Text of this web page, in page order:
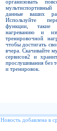
организовать
данные ваших
Используйте
функции, такие
нагреванию и
тренировочной
чтобы достигать
вчера. Скачивайте
сервисов2 и
прослушивания без
и тренировок.
Новость добавлена в